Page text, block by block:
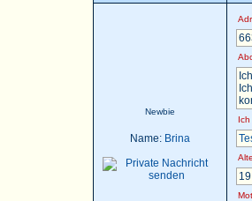
Newbie
Name: Brina
Ich
19